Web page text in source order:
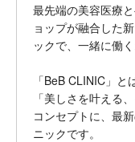
最先端の美容医療
ョップが融合した
ックで、一緒に働
「BeB CLINIC」と
「美しさを叶える
コンセプトに、最
ニックです。